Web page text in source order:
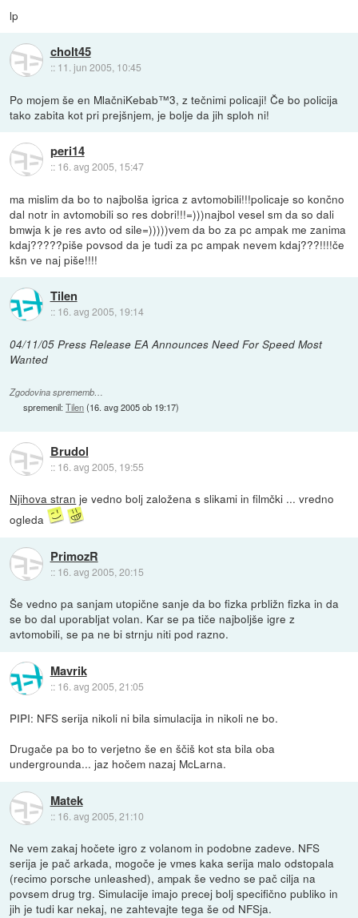
lp
cholt45
:: 11. jun 2005, 10:45
Po mojem še en MlačniKebab™3, z tečnimi policaji! Če bo policija
tako zabita kot pri prejšnjem, je bolje da jih sploh ni!
peri14
:: 16. avg 2005, 15:47
ma mislim da bo to najbolša igrica z avtomobili!!!policaje so končno
dal notr in avtomobili so res dobri!!!=)))najbol vesel sm da so dali
bmwja k je res avto od sile=)))))vem da bo za pc ampak me zanima
kdaj?????piše povsod da je tudi za pc ampak nevem kdaj???!!!!če
kšn ve naj piše!!!!
Tilen
:: 16. avg 2005, 19:14
04/11/05 Press Release EA Announces Need For Speed Most
Wanted
Zgodovina sprememb…
spremenil:Tilen(16. avg 2005 ob 19:17)
Brudol
:: 16. avg 2005, 19:55
Njihova stran je vedno bolj založena s slikami in filmčki ... vredno
ogleda
PrimozR
:: 16. avg 2005, 20:15
Še vedno pa sanjam utopične sanje da bo fizka prbližn fizka in da
se bo dal uporabljat volan. Kar se pa tiče najboljše igre z
avtomobili, se pa ne bi strnju niti pod razno.
Mavrik
:: 16. avg 2005, 21:05
PIPI: NFS serija nikoli ni bila simulacija in nikoli ne bo.
Drugače pa bo to verjetno še en ščiš kot sta bila oba
undergrounda... jaz hočem nazaj McLarna.
Matek
:: 16. avg 2005, 21:10
Ne vem zakaj hočete igro z volanom in podobne zadeve. NFS
serija je pač arkada, mogoče je vmes kaka serija malo odstopala
(recimo porsche unleashed), ampak še vedno se pač cilja na
povsem drug trg. Simulacije imajo precej bolj specifično publiko in
jih je tudi kar nekaj, ne zahtevajte tega še od NFSja.